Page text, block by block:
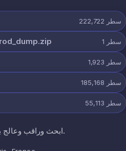
222,722 سطر
1 سطر
1,923 سطر
185,168 سطر
55,113 سطر
ابحث وراقب وعالج بيانات الاعتماد المخترقة في ثوانٍ.